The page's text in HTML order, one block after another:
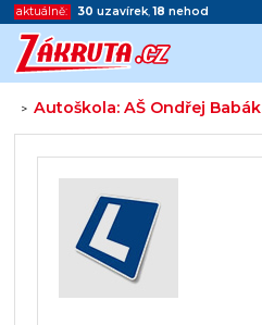
aktuálně: 30 uzavírek,18 nehod
>Autoškola: AŠ Ondřej Babák
Začátek reklamy
Konec reklamy